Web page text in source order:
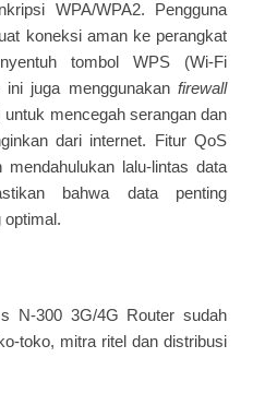
WPA/WPA2. Pengguna
koneksi aman ke perangkat
tombol WPS (Wi-Fi
ini juga menggunakan firewall
mencegah serangan dan
dari internet. Fitur QoS
lalu-lintas data
bahwa data penting
optimal.
N-300 3G/4G Router sudah
toko, mitra ritel dan distribusi